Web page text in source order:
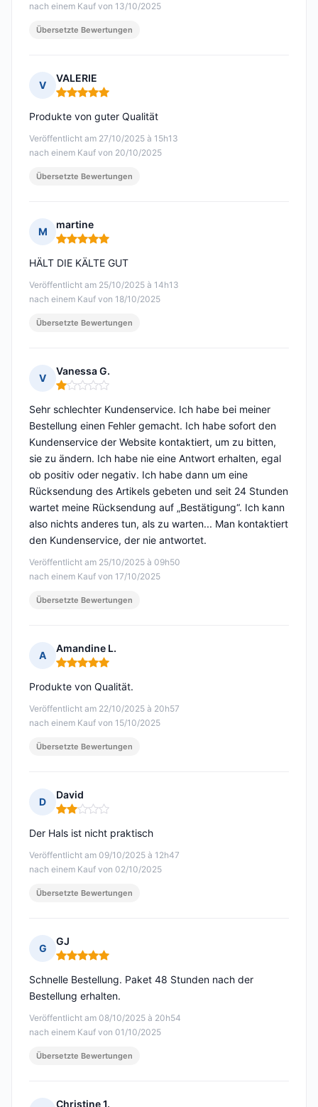
nach einem Kauf von 13/10/2025
Übersetzte Bewertungen
V
VALERIE
Hinweis: 5 von 5
Veröffentlicht am 27/10/2025 à 15h13
nach einem Kauf von 20/10/2025
Produkte von guter Qualität
Übersetzte Bewertungen
M
martine
Hinweis: 5 von 5
Veröffentlicht am 25/10/2025 à 14h13
nach einem Kauf von 18/10/2025
HÄLT DIE KÄLTE GUT
Übersetzte Bewertungen
V
Vanessa G.
Hinweis: 1 von 5
Veröffentlicht am 25/10/2025 à 09h50
nach einem Kauf von 17/10/2025
Sehr schlechter Kundenservice. Ich habe bei meiner
Bestellung einen Fehler gemacht. Ich habe sofort den
Kundenservice der Website kontaktiert, um zu bitten,
sie zu ändern. Ich habe nie eine Antwort erhalten, egal
ob positiv oder negativ. Ich habe dann um eine
Rücksendung des Artikels gebeten und seit 24 Stunden
wartet meine Rücksendung auf „Bestätigung“. Ich kann
also nichts anderes tun, als zu warten... Man kontaktiert
den Kundenservice, der nie antwortet.
Übersetzte Bewertungen
A
Amandine L.
Hinweis: 5 von 5
Veröffentlicht am 22/10/2025 à 20h57
nach einem Kauf von 15/10/2025
Produkte von Qualität.
Übersetzte Bewertungen
D
David
Hinweis: 2 von 5
Veröffentlicht am 09/10/2025 à 12h47
nach einem Kauf von 02/10/2025
Der Hals ist nicht praktisch
Übersetzte Bewertungen
G
GJ
Hinweis: 5 von 5
Veröffentlicht am 08/10/2025 à 20h54
nach einem Kauf von 01/10/2025
Schnelle Bestellung. Paket 48 Stunden nach der
Bestellung erhalten.
Übersetzte Bewertungen
Christine 1.